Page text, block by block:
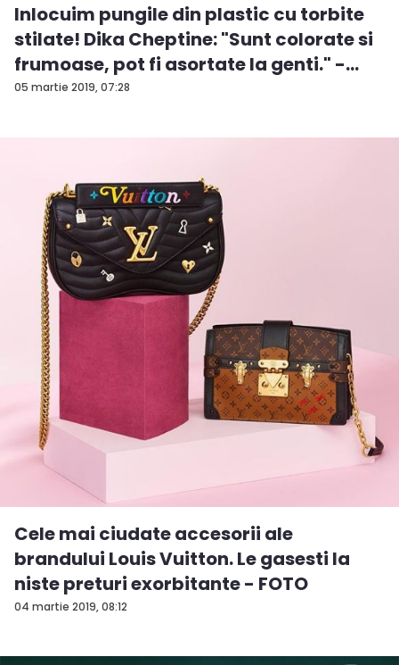
05 martie 2019, 07:28
Inlocuim pungile din plastic cu torbite
stilate! Dika Cheptine: "Sunt colorate si
frumoase, pot fi asortate la genti." -
VID...
04 martie 2019, 08:12
Cele mai ciudate accesorii ale
brandului Louis Vuitton. Le gasesti la
niste preturi exorbitante - FOTO